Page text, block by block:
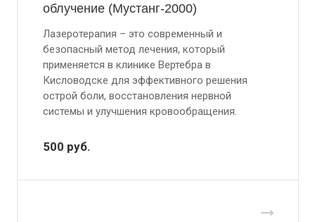
облучение (Мустанг-2000)
Лазеротерапия – это современный и
безопасный метод лечения, который
применяется в клинике Вертебра в
Кисловодске для эффективного решения
острой боли, восстановления нервной
системы и улучшения кровообращения.
500 руб.